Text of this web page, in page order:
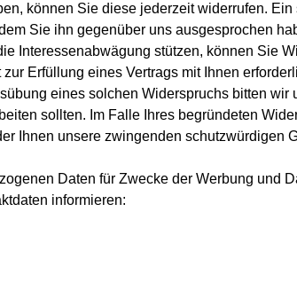
können Sie diese jederzeit widerrufen.
Sie ihn gegenüber uns ausgesprochen
Interessenabwägung stützen, können Sie
Erfüllung eines Vertrags mit Ihnen
eines solchen Widerspruchs bitten wir
sollten. Im Falle Ihres begründeten
Ihnen unsere zwingenden schutzwürdigen
Daten für Zwecke der Werbung und
informieren: